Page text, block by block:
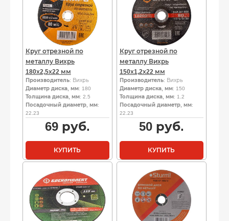
Круг отрезной по
металлу Вихрь
180х2,5х22 мм
Производитель: Вихрь
Диаметр диска, мм: 180
Толщина диска, мм: 2.5
Посадочный диаметр, мм:
22.23
69руб.
КУПИТЬ
Круг отрезной по
металлу Вихрь
150х1,2х22 мм
Производитель: Вихрь
Диаметр диска, мм: 150
Толщина диска, мм: 1.2
Посадочный диаметр, мм:
22.23
50руб.
КУПИТЬ